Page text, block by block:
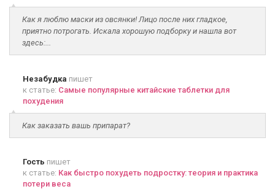
Как я люблю маски из овсянки! Лицо после них гладкое,
приятно потрогать. Искала хорошую подборку и нашла вот
здесь:...
Незабудка пишет
к статье: Самые популярные китайские таблетки для
похудения
Как заказать вашь припарат?
Гость пишет
к статье: Как быстро похудеть подростку: теория и практика
потери веса